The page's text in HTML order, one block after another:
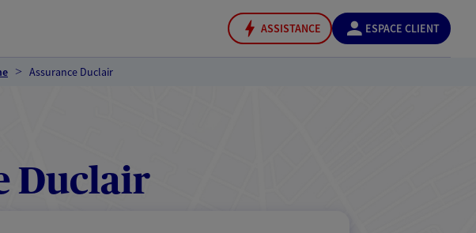
ASSISTANCE ESPACE CLIENT
Assurance Duclair
Duclair